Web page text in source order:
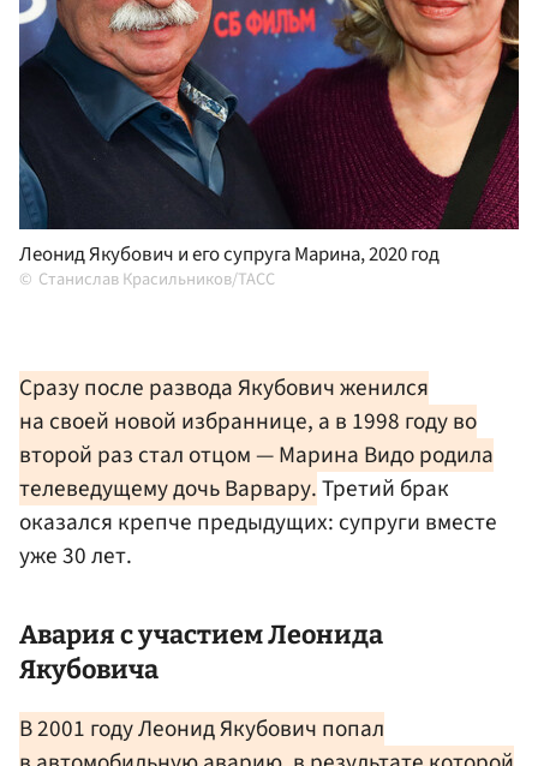
Леонид Якубович и его супруга Марина, 2020 год
Станислав Красильников/ТАСС
Сразу после развода Якубович женился
на своей новой избраннице, а в 1998 году во
второй раз стал отцом — Марина Видо родила
телеведущему дочь Варвару.Третий брак
оказался крепче предыдущих: супруги вместе
уже 30 лет.
Авария с участием Леонида
Якубовича
В 2001 году Леонид Якубович попал